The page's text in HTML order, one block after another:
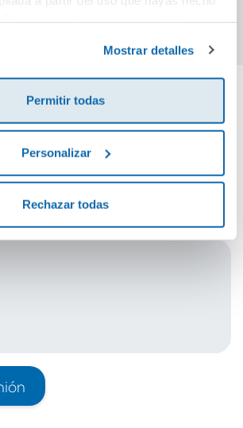
Mostrar detalles
Permitir todas
Personalizar
Rechazar todas
Comprar
tu opinión
en valorar este producto!